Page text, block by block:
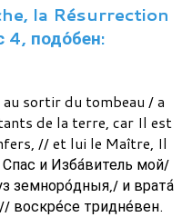
la Résurrection
4, подо́бен:
sortir du tombeau / a
de la terre, car Il est
// et lui le Maître, Il
и Изба́витель мой/
земноро́дныя,/ и врата́
воскре́се тридне́вен.